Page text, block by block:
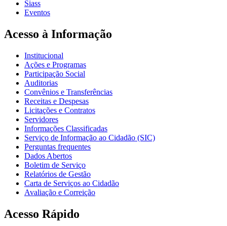
Siass
Eventos
Acesso à Informação
Institucional
Ações e Programas
Participação Social
Auditorias
Convênios e Transferências
Receitas e Despesas
Licitações e Contratos
Servidores
Informações Classificadas
Serviço de Informação ao Cidadão (SIC)
Perguntas frequentes
Dados Abertos
Boletim de Serviço
Relatórios de Gestão
Carta de Serviços ao Cidadão
Avaliação e Correição
Acesso Rápido